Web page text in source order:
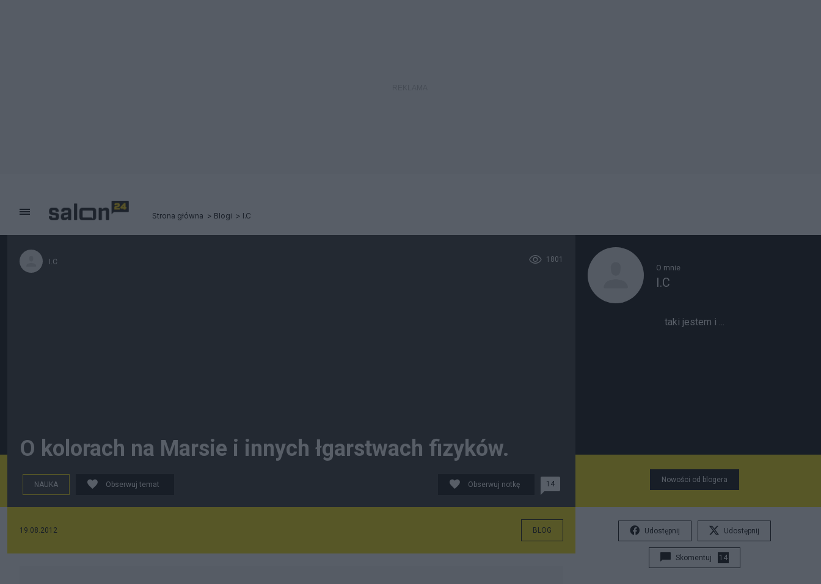
Strona główna Blogi I.C
I.C 1801
O kolorach na Marsie i innych łgarstwach fizyków.
NAUKA Obserwuj temat Obserwuj notkę 14
19.08.2012 BLOG
O mnie
I.C
taki jestem i ...
Nowości od blogera
Udostępnij Udostępnij
Skomentuj 14